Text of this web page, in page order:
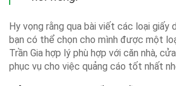
Hy vọng rằng qua bài viết các loại giấy
bạn có thể chọn cho mình được một
Trần Gia hợp lý phù hợp với căn nhà,
phục vụ cho việc quảng cáo tốt nhất